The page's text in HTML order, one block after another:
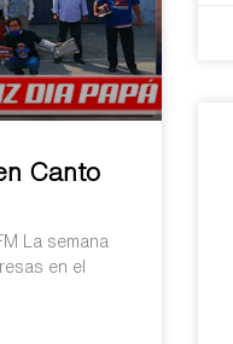
Canto
La semana
en el